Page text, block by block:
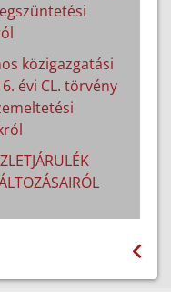
közigazgatási
évi CL. törvény